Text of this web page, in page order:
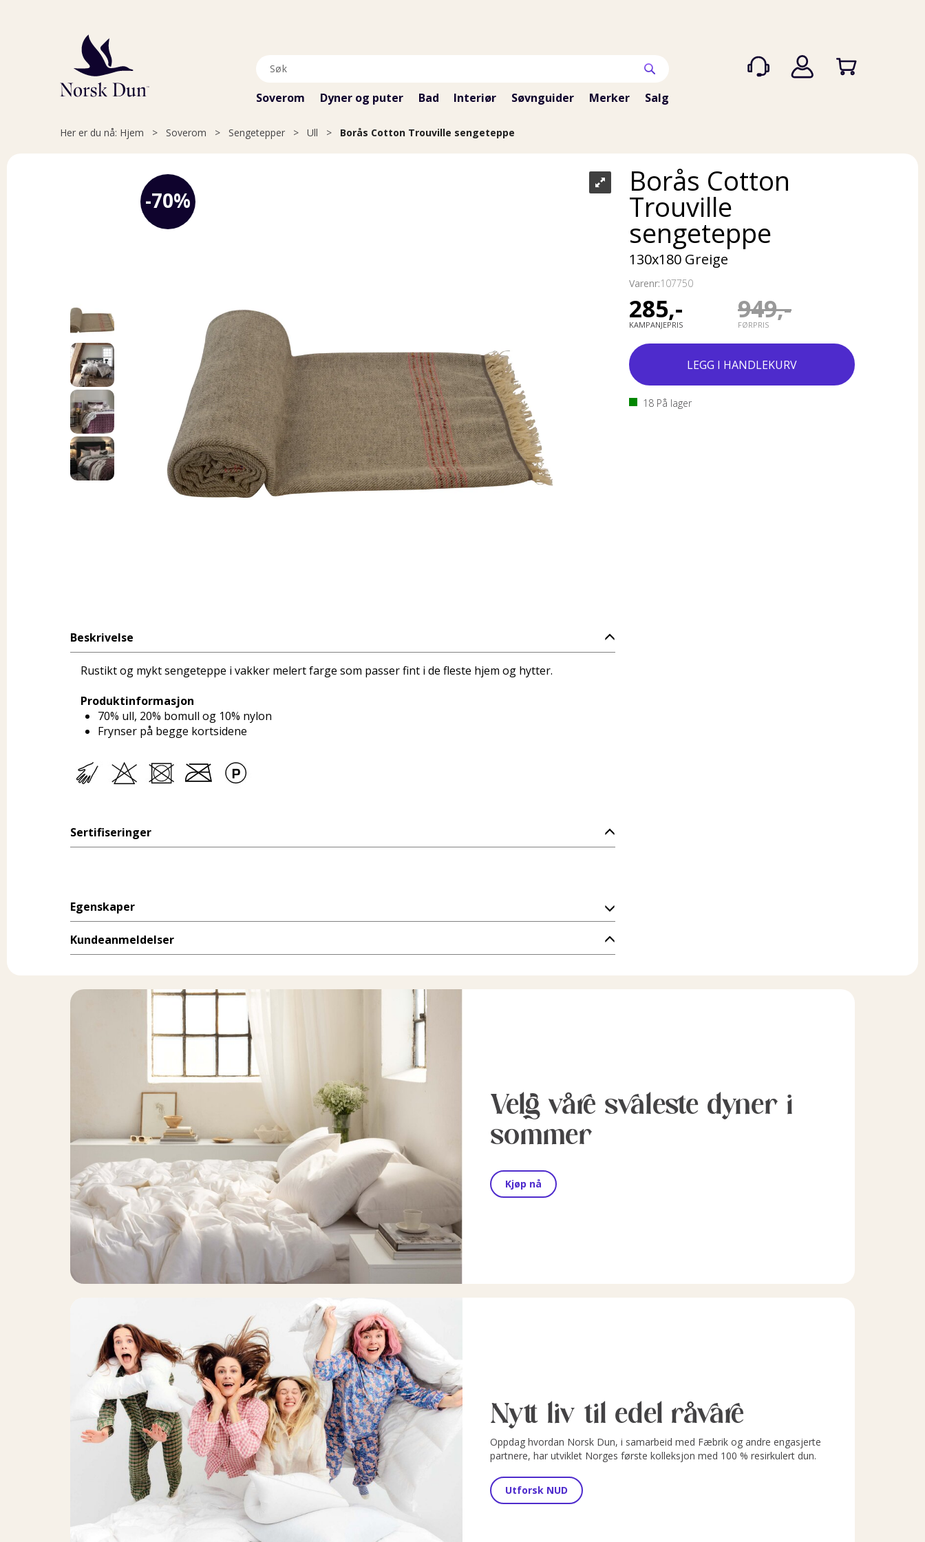
Soverom Dyner og puter Bad Interiør Søvnguider Merker Salg
Her er du nå: Hjem > Soverom > Sengetepper > Ull > Borås Cotton Trouville sengeteppe
70%
Borås Cotton
Trouville
sengeteppe
130x180 Greige
Varenr:107750
285,-
KAMPANJEPRIS
949,-
FØRPRIS
18 På lager
Beskrivelse
Rustikt og mykt sengeteppe i vakker melert farge som passer fint i de fleste hjem og hytter.
Produktinformasjon
70% ull, 20% bomull og 10% nylon
Frynser på begge kortsidene
Sertifiseringer
Egenskaper
Kundeanmeldelser
Velg våre svaleste dyner i
sommer
Kjøp nå
Nytt liv til edel råvare
Oppdag hvordan Norsk Dun, i samarbeid med Fæbrik og andre engasjerte
partnere, har utviklet Norges første kolleksjon med 100 % resirkulert dun.
Utforsk NUD